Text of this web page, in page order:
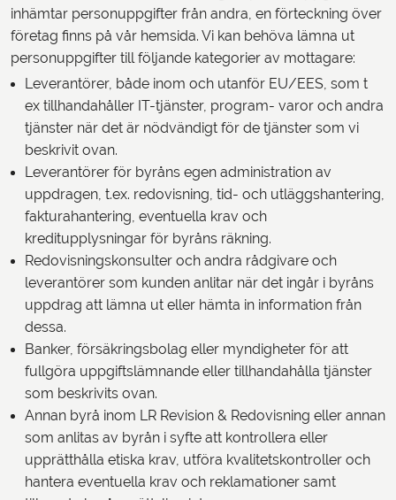
inhämtar personuppgifter från andra, en förteckning över
företag finns på vår hemsida. Vi kan behöva lämna ut
personuppgifter till följande kategorier av mottagare:
Leverantörer, både inom och utanför EU/EES, som t
ex tillhandahåller IT-tjänster, program- varor och andra
tjänster när det är nödvändigt för de tjänster som vi
beskrivit ovan.
Leverantörer för byråns egen administration av
uppdragen, t.ex. redovisning, tid- och utläggshantering,
fakturahantering, eventuella krav och
kreditupplysningar för byråns räkning.
Redovisningskonsulter och andra rådgivare och
leverantörer som kunden anlitar när det ingår i byråns
uppdrag att lämna ut eller hämta in information från
dessa.
Banker, försäkringsbolag eller myndigheter för att
fullgöra uppgiftslämnande eller tillhandahålla tjänster
som beskrivits ovan.
Annan byrå inom LR Revision & Redovisning eller annan
som anlitas av byrån i syfte att kontrollera eller
upprätthålla etiska krav, utföra kvalitetskontroller och
hantera eventuella krav och reklamationer samt